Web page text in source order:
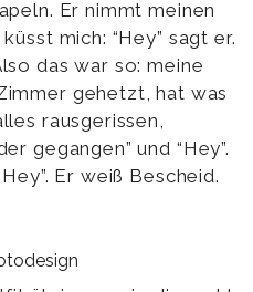
Er nimmt meinen
mich: “Hey” sagt er.
das war so: meine
gehetzt, hat was
rausgerissen,
gegangen” und “Hey”.
Er weiß Bescheid.